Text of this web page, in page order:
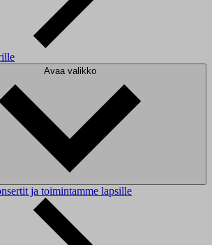
Avaa valikko
ja toimintamme lapsille